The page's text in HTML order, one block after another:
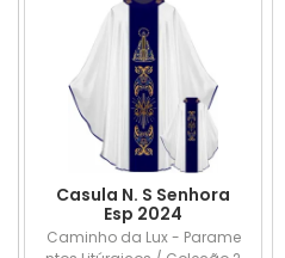
Casula N. S Senhora
Esp 2024
Caminho da Lux - Parame